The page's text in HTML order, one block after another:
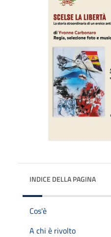
INDICE DELLA PAGINA
Cos'è
A chi è rivolto